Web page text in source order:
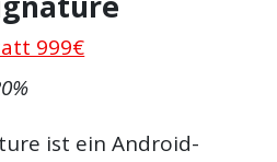
999€
ist ein Android-